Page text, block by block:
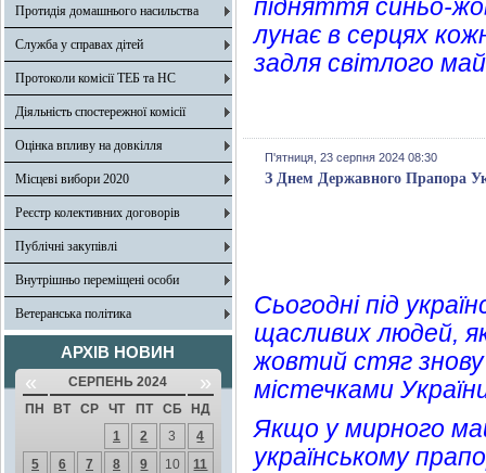
Протидія домашнього насильства
Служба у справах дітей
Протоколи комісії ТЕБ та НС
Діяльність спостережної комісії
Оцінка впливу на довкілля
Місцеві вибори 2020
Реєстр колективних договорів
Публічні закупівлі
Внутрішньо переміщені особи
Ветеранська політика
АРХІВ НОВИН
« СЕРПЕНЬ 2024 »
ПН ВТ СР ЧТ ПТ СБ
НД
1
2 3
4
5
6 7 8 9 10
11
підняття синьо-
лунає в серцях
задля світлого
П'ятниця, 23 серпня 2024 08:30
З Днем Державного Прапора
Сьогодні під
щасливих людей,
жовтий стяг
містечками
Якщо у мирного
українському